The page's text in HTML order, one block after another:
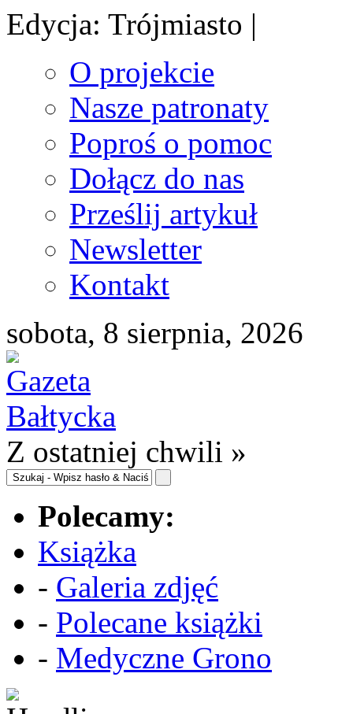
Edycja: Trójmiasto |
O projekcie
Nasze patronaty
Poproś o pomoc
Dołącz do nas
Prześlij artykuł
Newsletter
Kontakt
sobota, 8 sierpnia, 2026
Z ostatniej chwili »
Polecamy:
Książka
- Galeria zdjęć
- Polecane książki
- Medyczne Grono